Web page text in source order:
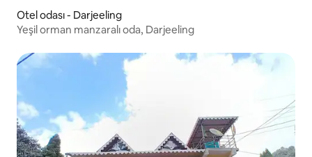
Otel odası - Darjeeling
Yeşil orman manzaralı oda, Darjeeling